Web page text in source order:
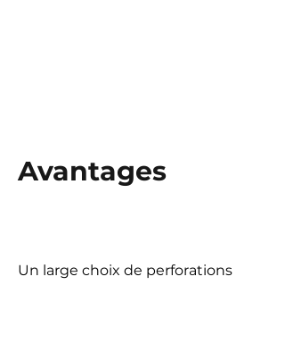
Avantages
Un large choix de perforations